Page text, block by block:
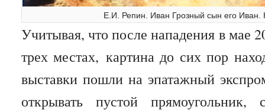
Е.И. Репин. Иван Грозный сын его Иван.
Учитывая, что после нападения в мае
трех местах, картина до сих пор
выставки пошли на эпатажный
открывать пустой прямоугольник,